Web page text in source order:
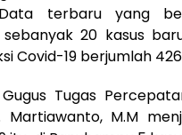
terbaru yang
20 kasus
Covid-19 berjumlah 426
Tugas
Martiawanto, M.M